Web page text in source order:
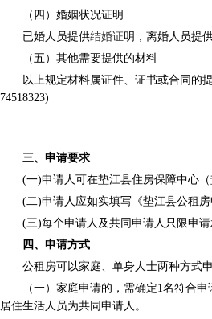
（四）婚姻状况证明
已婚人员提供结婚证明，离婚人员提
（五）其他需要提供的材料
以上规定材料属证件、证书或合同的
74518323)
三、申请要求
(一)申请人可在垫江县住房保障中心
(二)申请人应如实填写《垫江县公租
(三)每个申请人及共同申请人只限申请
四、申请方式
公租房可以家庭、单身人士两种方式申
（一）家庭申请的，需确定1名符合
居住生活人员为共同申请人。